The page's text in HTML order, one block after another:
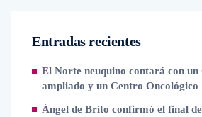
Entradas recientes
El Norte neuquino contará con un
ampliado y un Centro Oncológico
Ángel de Brito confirmó el final